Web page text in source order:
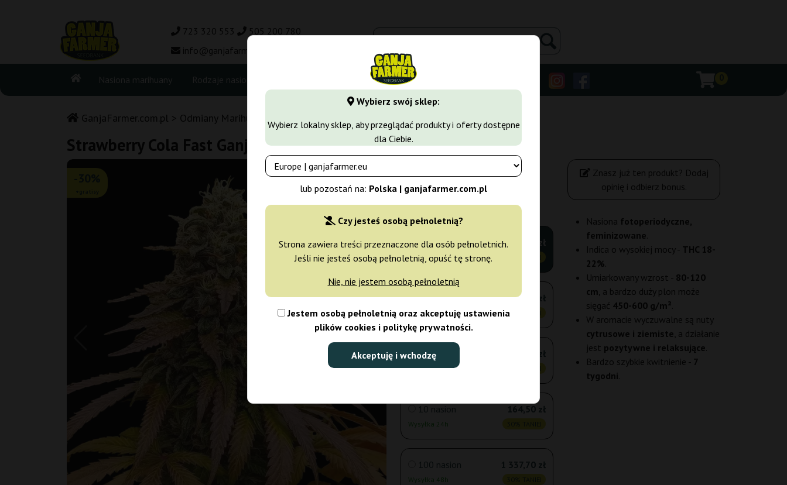
Wybierz swój sklep:
Wybierz lokalny sklep, aby przeglądać produkty i oferty dostępne
dla Ciebie.
lub pozostań na: Polska | ganjafarmer.com.pl
Czy jesteś osobą pełnoletnią?
Strona zawiera treści przeznaczone dla osób pełnoletnich.
Jeśli nie jesteś osobą pełnoletnią, opuść tę stronę.
Nie, nie jestem osobą pełnoletnią
Jestem osobą pełnoletnią oraz akceptuję ustawienia
plików cookies i politykę prywatności.
Akceptuję i wchodzę
723 320 553
505 200 780
info@ganjafarmer.com.pl
Nasiona marihuany Rodzaje nasion Odmiany marihuany
GanjaFarmer.com.pl Odmiany Marihuany Strawberry Cola Fast
Strawberry Cola Fast Ganja Farmer
Ganja Farmer
1 nasiono
Wysyłka 24h
23,80 zł
3 nasiona
Wysyłka 24h
61,60 zł
30% TANIEJ
5 nasion
Wysyłka 24h
93,80 zł
10 nasion
Wysyłka 24h
164,50 zł
100 nasion
Wysyłka 48h
1 337,70 zł
Znasz już ten produkt? Dodaj
opinię i odbierz bonus.
Nasiona fotoperiodyczne,
feminizowane
Indica o wysokiej mocy - THC 18-
22%
Umiarkowany wzrost - 80-120
cm , a bardzo duży plon może
sięgać 450-600 g/m²
W aromacie wyczuwalne są nuty
cytrusowe i ziemiste , a działanie
jest pozytywne i relaksujące
Bardzo szybkie kwitnienie - 7
tygodni